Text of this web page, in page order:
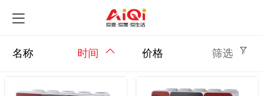
名称 时间 价格 筛选